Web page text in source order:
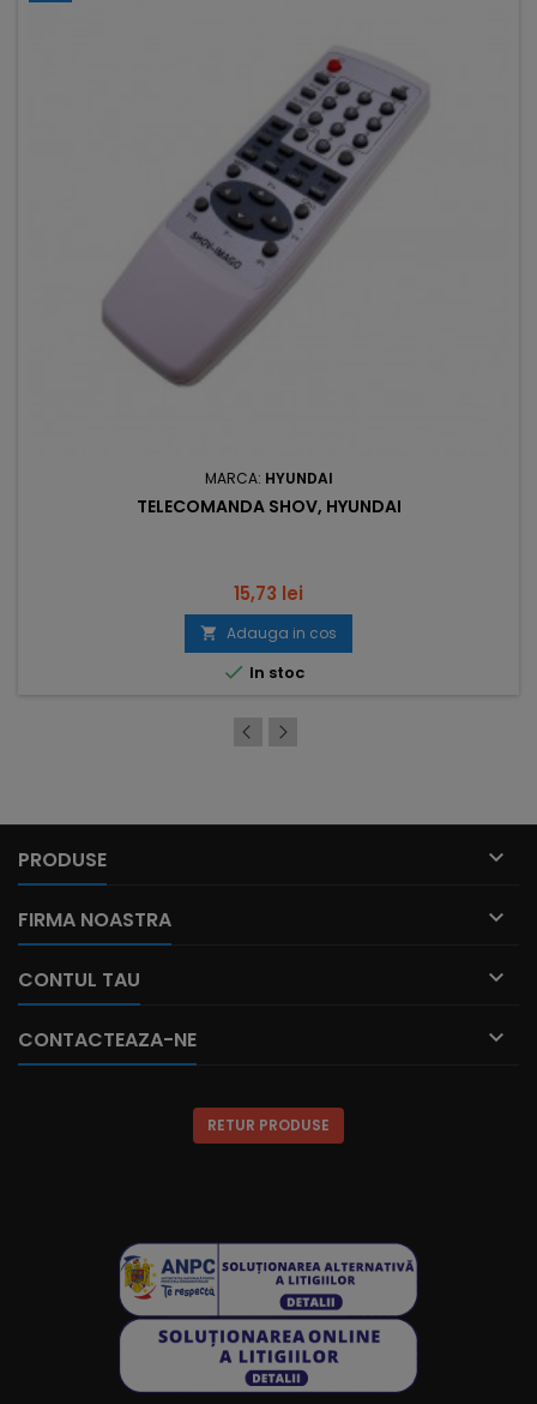
MARCA: HYUNDAI
TELECOMANDA SHOV, HYUNDAI
Pret
15,73 lei
 Adauga in cos
 In stoc
PRODUSE 
FIRMA NOASTRA 
CONTUL TAU 
CONTACTEAZA-NE 
RETUR PRODUSE